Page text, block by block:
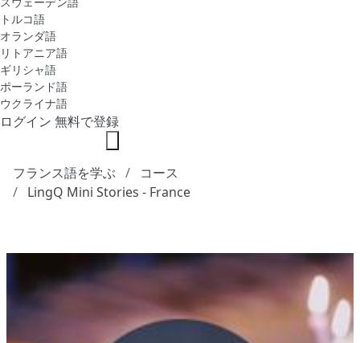
トルコ語
オランダ語
リトアニア語
ギリシャ語
ポーランド語
ウクライナ語
ログイン 無料で登録
フランス語を学ぶ
コース
LingQ Mini Stories - France